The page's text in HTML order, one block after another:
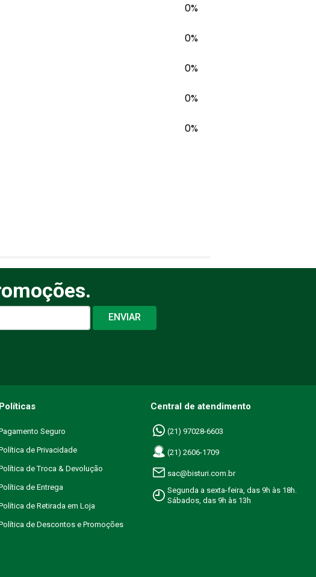
0%
0%
0%
0%
0%
ENVIAR
Políticas
Seguro
de Privacidade
de Troca & Devolução
de Entrega
de Retirada em Loja
de Descontos e Promoções
Central de atendimento
(21) 97028-6603
(21) 2606-1709
sac@bisturi.com.br
Segunda a sexta-feira, das 9h às 18h.
Sábados, das 9h às 13h